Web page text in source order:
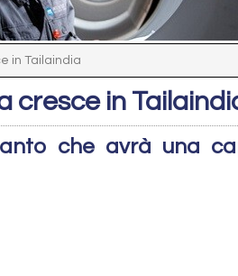
in Tailaindia
cresce in
che avrà una